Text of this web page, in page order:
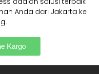
Anda dari Jakarta ke
Kargo